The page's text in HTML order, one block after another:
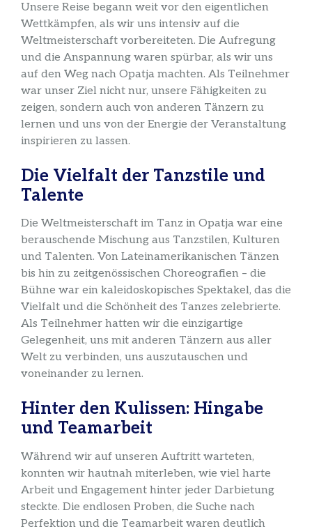
Unsere Reise begann weit vor den eigentlichen
Wettkämpfen, als wir uns intensiv auf die
Weltmeisterschaft vorbereiteten. Die Aufregung
und die Anspannung waren spürbar, als wir uns
auf den Weg nach Opatja machten. Als Teilnehmer
war unser Ziel nicht nur, unsere Fähigkeiten zu
zeigen, sondern auch von anderen Tänzern zu
lernen und uns von der Energie der Veranstaltung
inspirieren zu lassen.
Die Vielfalt der Tanzstile und
Talente
Die Weltmeisterschaft im Tanz in Opatja war eine
berauschende Mischung aus Tanzstilen, Kulturen
und Talenten. Von Lateinamerikanischen Tänzen
bis hin zu zeitgenössischen Choreografien – die
Bühne war ein kaleidoskopisches Spektakel, das die
Vielfalt und die Schönheit des Tanzes zelebrierte.
Als Teilnehmer hatten wir die einzigartige
Gelegenheit, uns mit anderen Tänzern aus aller
Welt zu verbinden, uns auszutauschen und
voneinander zu lernen.
Hinter den Kulissen: Hingabe
und Teamarbeit
Während wir auf unseren Auftritt warteten,
konnten wir hautnah miterleben, wie viel harte
Arbeit und Engagement hinter jeder Darbietung
steckte. Die endlosen Proben, die Suche nach
Perfektion und die Teamarbeit waren deutlich